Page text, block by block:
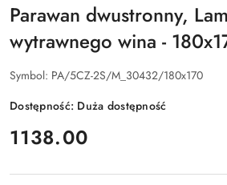
Parawan dwustronny,
wytrawnego wina -
Symbol: PA/5CZ-2S/M_30432/180x170
Dostępność: Duża dostępność
cena:
1138.00